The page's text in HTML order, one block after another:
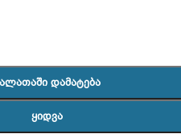
ᲓᲐᲛᲐᲢᲔᲑᲐ
ᲧᲘᲓᲕᲐ